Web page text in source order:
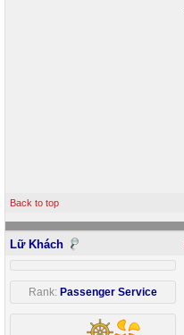
Back to top
Lữ Khách
Rank: Passenger Service